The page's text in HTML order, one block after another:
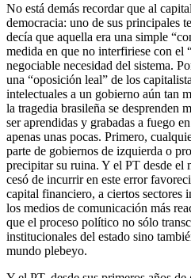
No está demás recordar que al
democracia: uno de sus principales
decía que aquella era una simple
medida en que no interfiriese con el
negociable necesidad del sistema.
una “oposición leal” de los
intelectuales a un gobierno aún tan
la tragedia brasileña se desprenden
ser aprendidas y grabadas a fuego
apenas unas pocas. Primero,
parte de gobiernos de izquierda o
precipitar su ruina. Y el PT desde el
cesó de incurrir en este error
capital financiero, a ciertos sectores
los medios de comunicación más
que el proceso político no sólo
institucionales del estado sino
mundo plebeyo.